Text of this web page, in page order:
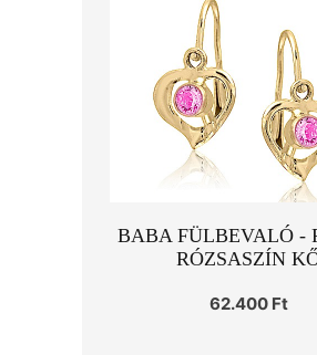
BABA FÜLBEVALÓ -
RÓZSASZÍN
62.400 Ft